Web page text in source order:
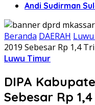
Andi Sudirman
Beranda DAERAH
2019 Sebesar Rp 1,4
Luwu Timur
DIPA
Sebesar Rp